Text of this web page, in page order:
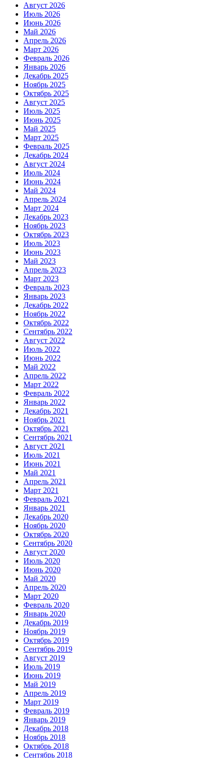
Август 2026
Июль 2026
Июнь 2026
Май 2026
Апрель 2026
Март 2026
Февраль 2026
Январь 2026
Декабрь 2025
Ноябрь 2025
Октябрь 2025
Август 2025
Июль 2025
Июнь 2025
Май 2025
Март 2025
Февраль 2025
Декабрь 2024
Август 2024
Июль 2024
Июнь 2024
Май 2024
Апрель 2024
Март 2024
Декабрь 2023
Ноябрь 2023
Октябрь 2023
Июль 2023
Июнь 2023
Май 2023
Апрель 2023
Март 2023
Февраль 2023
Январь 2023
Декабрь 2022
Ноябрь 2022
Октябрь 2022
Сентябрь 2022
Август 2022
Июль 2022
Июнь 2022
Май 2022
Апрель 2022
Март 2022
Февраль 2022
Январь 2022
Декабрь 2021
Ноябрь 2021
Октябрь 2021
Сентябрь 2021
Август 2021
Июль 2021
Июнь 2021
Май 2021
Апрель 2021
Март 2021
Февраль 2021
Январь 2021
Декабрь 2020
Ноябрь 2020
Октябрь 2020
Сентябрь 2020
Август 2020
Июль 2020
Июнь 2020
Май 2020
Апрель 2020
Март 2020
Февраль 2020
Январь 2020
Декабрь 2019
Ноябрь 2019
Октябрь 2019
Сентябрь 2019
Август 2019
Июль 2019
Июнь 2019
Май 2019
Апрель 2019
Март 2019
Февраль 2019
Январь 2019
Декабрь 2018
Ноябрь 2018
Октябрь 2018
Сентябрь 2018